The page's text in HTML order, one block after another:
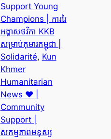
Support Young
Champions | ការរៃ
អង្គាសថវិកា KKB
សម្រាប់កុមារកម្ពុជា |
Solidarité, Kun
Khmer
Humanitarian
News ❤️ |
Community
Support |
សកម្មភាពមនុស្ស